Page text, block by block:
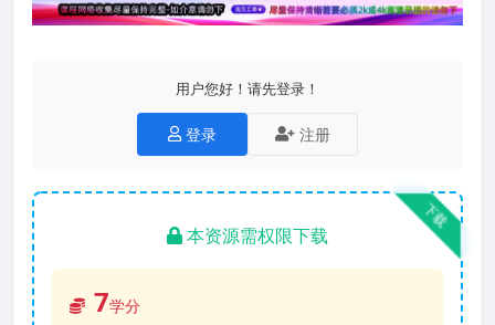
用户您好！请先登录！
登录 注册
下载
本资源需权限下载
7学分